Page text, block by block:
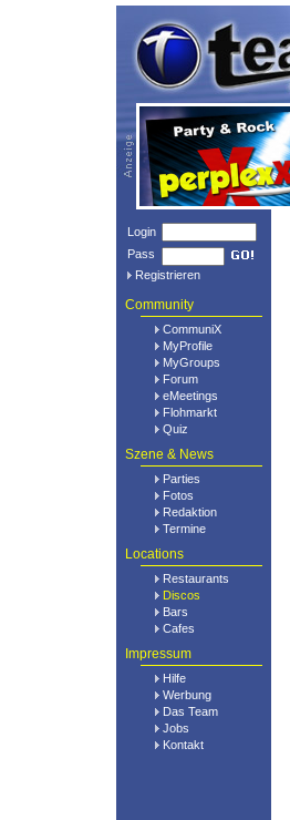
Login
Pass
Registrieren
Community
CommuniX
MyProfile
MyGroups
Forum
eMeetings
Flohmarkt
Quiz
Szene & News
Parties
Fotos
Redaktion
Termine
Locations
Restaurants
Discos
Bars
Cafes
Impressum
Hilfe
Werbung
Das Team
Jobs
Kontakt